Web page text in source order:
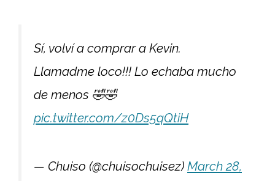
Sí, volví a comprar a Kevin.
Llamadme loco!!! Lo echaba mucho
de menos 🤣🤣
pic.twitter.com/z0Ds5qQtiH
— Chuiso (@chuisochuisez) March 28,